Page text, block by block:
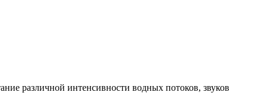
различной интенсивности водных потоков, звуков